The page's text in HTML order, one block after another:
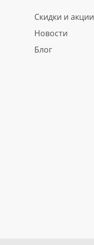
Скидки и акции
Новости
Блог